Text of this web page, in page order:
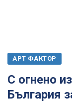
АРТ ФАКТОР
С огнено
България